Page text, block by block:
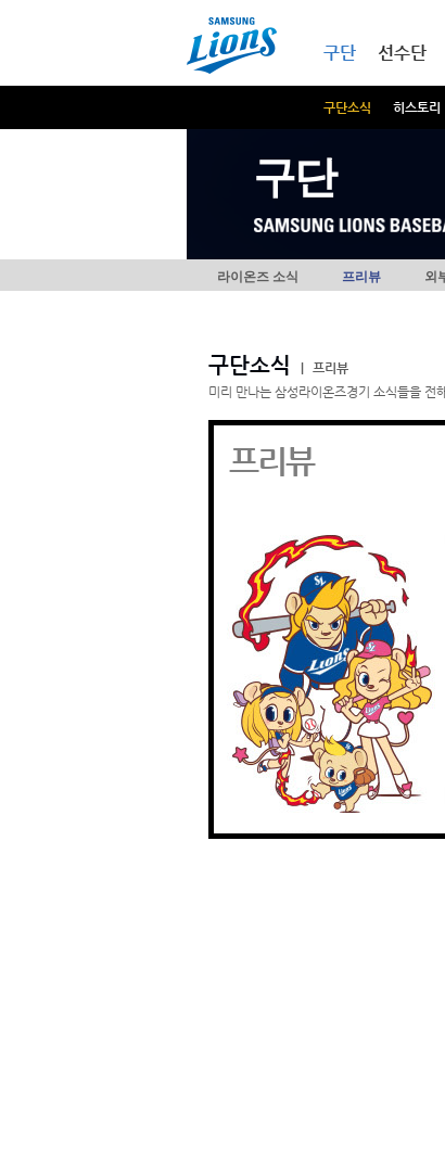
구단
구단소식 히스토리
선수단
구단
라이온즈 소식 프리뷰 외
구단소식
프리뷰
미리 만나는 삼성라이온즈경기 소식들을 전
프리뷰